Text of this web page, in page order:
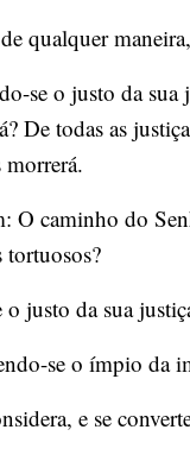
qualquer
se o justo da
De todas as
morrerá.
O caminho do
tortuosos?
o justo da sua
se o ímpio da
e se